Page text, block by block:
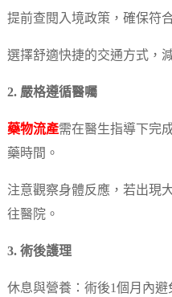
提前查閱入境政策，確保符
選擇舒適快捷的交通方式，
2. 嚴格遵循醫囑
藥物流產需在醫生指導下完
藥時間。
注意觀察身體反應，若出現
往醫院。
3. 術後護理
休息與營養：術後1個月內